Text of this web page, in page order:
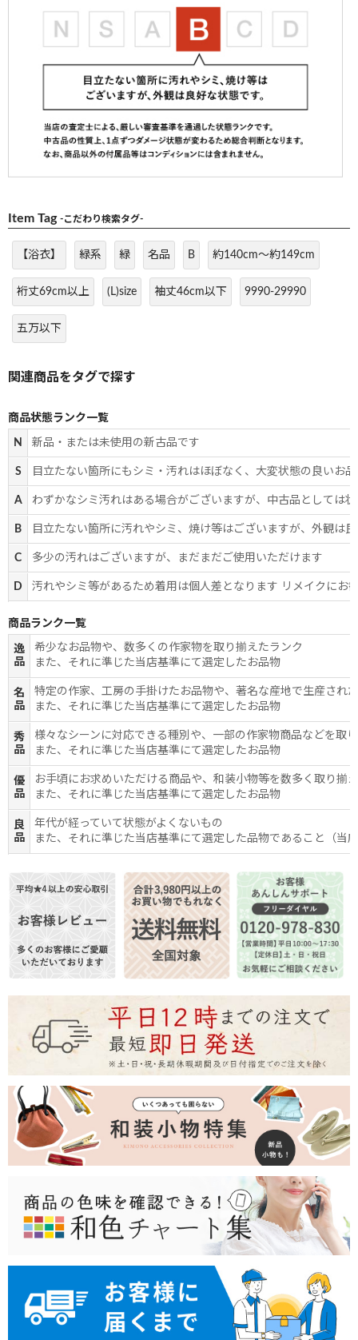
Item Tag -こだわり検索タグ-
【浴衣】 緑系 緑 名品 B 約140cm～約149cm
裄丈69cm以上 (L)size 袖丈46cm以下 9990-29990
五万以下
商品状態ランク一覧
N 新品・または未使用の新古品です
S 目立たない箇所にもシミ・汚れはほぼなく、大変状態の良いお
A わずかなシミ汚れはある場合がございますが、中古品としては
B 目立たない箇所に汚れやシミ、焼け等はございますが、外観は
C 多少の汚れはございますが、まだまだご使用いただけます
D 汚れやシミ等があるため着用は個人差となります リメイクにお
商品ランク一覧
逸
品
希少なお品物や、数多くの作家物を取り揃えたランク
また、それに準じた当店基準にて選定したお品物
名
品
特定の作家、工房の手掛けたお品物や、著名な産地で生産され
また、それに準じた当店基準にて選定したお品物
秀
品
様々なシーンに対応できる種別や、一部の作家物商品などを取
また、それに準じた当店基準にて選定したお品物
優
品
お手頃にお求めいただける商品や、和装小物等を数多く取り揃
また、それに準じた当店基準にて選定したお品物
良
品
年代が経っていて状態がよくないもの
また、それに準じた当店基準にて選定した品物であること（当